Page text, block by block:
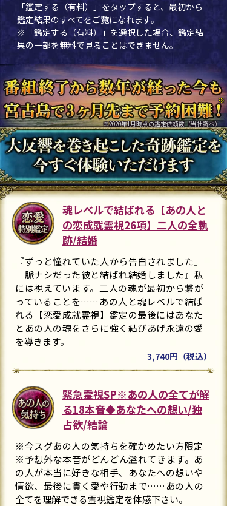
「鑑定する（有料）」をタップすると、最初から
鑑定結果のすべてをご覧になれます。
※「鑑定する（有料）」を選択した場合、鑑定結
果の一部を無料で見ることはできません。
※
※2020年1月時点の鑑定依頼数（当社調べ）
魂レベルで結ばれる【あの人と
の恋成就霊視26項】二人の全軌
跡/結婚
『ずっと憧れていた人から告白されました』
『脈ナシだった彼と結ばれ結婚しました』私
には視えています。二人の魂が最初から繋が
っていることを……あの人と魂レベルで結ば
れる【恋愛成就霊視】鑑定の最後にはあなた
とあの人の魂をさらに強く結びあげ永遠の愛
を導きます。
3,740円（税込）
緊急霊視SP※あの人の全てが解
る18本音◆あなたへの想い/独
占欲/結論
※今スグあの人の気持ちを確かめたい方限定
※予想外な本音がどんどん溢れてきます。あ
の人が本当に好きな相手、あなたへの想いや
情欲、最後に貫く愛や行動まで……あの人の
全てを理解できる霊視鑑定を体感下さい。